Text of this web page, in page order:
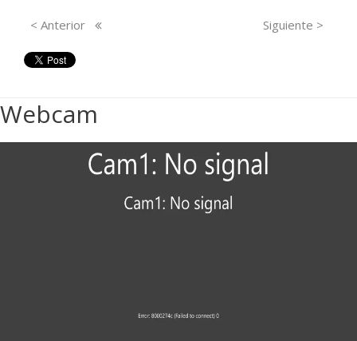
< Anterior Siguiente >
Webcam